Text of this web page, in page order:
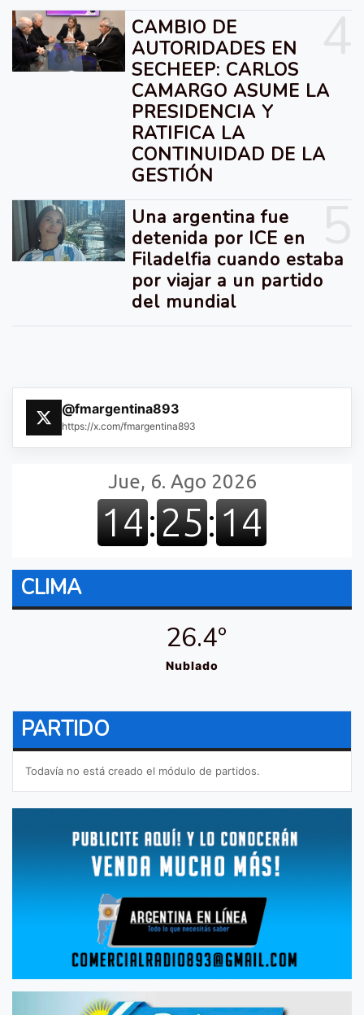
CAMBIO DE
AUTORIDADES EN
SECHEEP: CARLOS
CAMARGO ASUME LA
PRESIDENCIA Y
RATIFICA LA
CONTINUIDAD DE LA
GESTIÓN
Una argentina fue
detenida por ICE en
Filadelfia cuando estaba
por viajar a un partido
del mundial
@fmargentina893
https://x.com/fmargentina893
CLIMA
26.4º
Nublado
PARTIDO
Todavía no está creado el módulo de partidos.